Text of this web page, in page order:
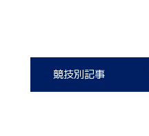
競技別記事